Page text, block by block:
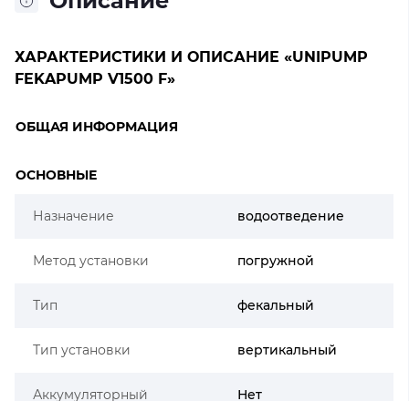
ХАРАКТЕРИСТИКИ И ОПИСАНИЕ «UNIPUMP
FEKAPUMP V1500 F»
ОБЩАЯ ИНФОРМАЦИЯ
ОСНОВНЫЕ
Назначение водоотведение
Метод установки погружной
Тип фекальный
Тип установки вертикальный
Аккумуляторный Нет